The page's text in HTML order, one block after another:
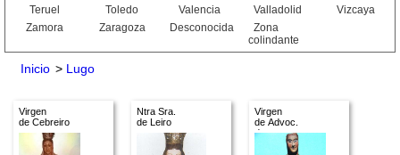
Teruel
Toledo Valencia Valladolid
Vizcaya
Zamora
Zaragoza Desconocida
Zona
colindante
Inicio > Lugo
Virgen
de Cebreiro
Ntra Sra.
de Leiro
Virgen
de Advoc.
descon.